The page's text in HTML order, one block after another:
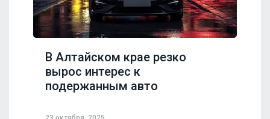
В Алтайском крае резко
вырос интерес к
подержанным авто